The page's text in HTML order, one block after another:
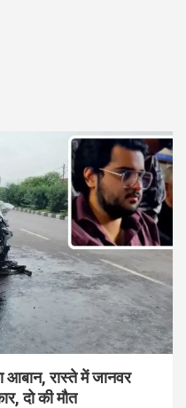
आबान, रास्ते में जानवर
दो की मौत